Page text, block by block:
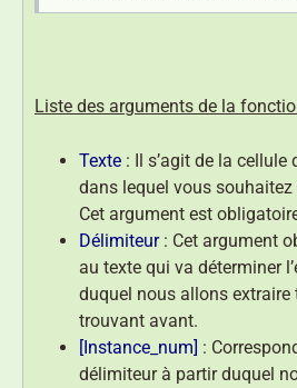
Liste des arguments de la
Texte : Il s’agit de la
dans lequel vous
Cet argument est
Délimiteur: Cet argument
au texte qui va déterminer
duquel nous allons extraire
trouvant avant.
[Instance_num] :
délimiteur à partir duquel